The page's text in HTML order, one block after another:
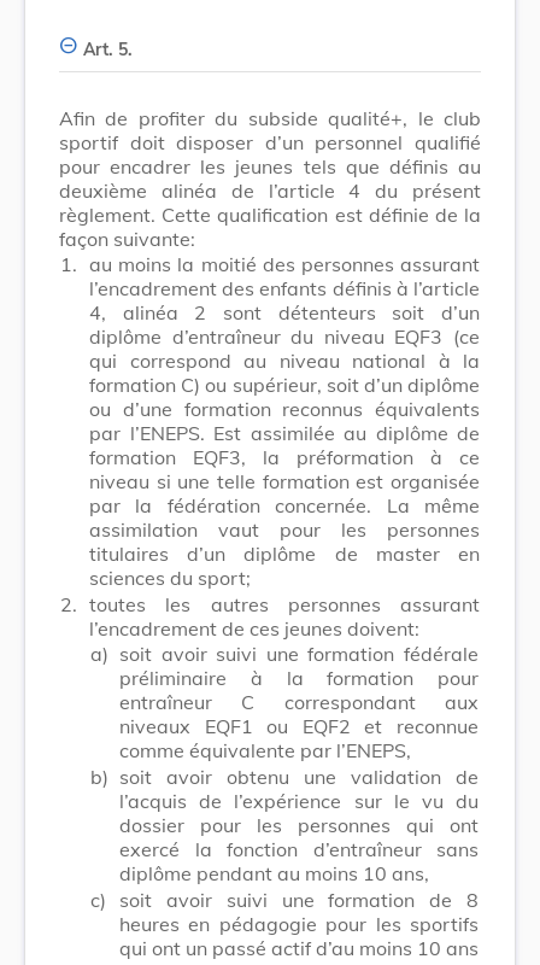
Art. 5.
Afin de profiter du subside qualité+, le club
sportif doit disposer d’un personnel qualifié
pour encadrer les jeunes tels que définis au
deuxième alinéa de l’article 4 du présent
règlement. Cette qualification est définie de la
façon suivante:
1. au moins la moitié des personnes assurant
l’encadrement des enfants définis à l’article
4, alinéa 2 sont détenteurs soit d’un
diplôme d’entraîneur du niveau EQF3 (ce
qui correspond au niveau national à la
formation C) ou supérieur, soit d’un diplôme
ou d’une formation reconnus équivalents
par l’ENEPS. Est assimilée au diplôme de
formation EQF3, la préformation à ce
niveau si une telle formation est organisée
par la fédération concernée. La même
assimilation vaut pour les personnes
titulaires d’un diplôme de master en
sciences du sport;
2. toutes les autres personnes assurant
l’encadrement de ces jeunes doivent:
a) soit avoir suivi une formation fédérale
préliminaire à la formation pour
entraîneur C correspondant aux
niveaux EQF1 ou EQF2 et reconnue
comme équivalente par l’ENEPS,
b) soit avoir obtenu une validation de
l’acquis de l’expérience sur le vu du
dossier pour les personnes qui ont
exercé la fonction d’entraîneur sans
diplôme pendant au moins 10 ans,
c)
soit avoir suivi une formation de 8
heures en pédagogie pour les sportifs
qui ont un passé actif d’au moins 10 ans